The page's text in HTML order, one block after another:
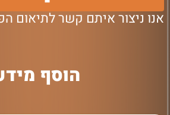
אנו ניצור איתם קשר לתיאום
הוסף